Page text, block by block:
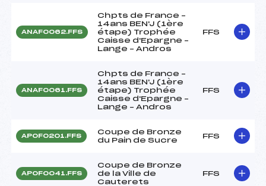
ANAF0062.FFS
Chpts de France –
14ans BEN'J (1ère
étape) Trophée
Caisse d'Epargne –
Lange – Andros
FFS
ANAF0061.FFS
Chpts de France –
14ans BEN'J (1ère
étape) Trophée
Caisse d'Epargne –
Lange – Andros
FFS
APOF0201.FFS
Coupe de Bronze
du Pain de Sucre
FFS
APOF0041.FFS
Coupe de Bronze
de la Ville de
Cauterets
FFS